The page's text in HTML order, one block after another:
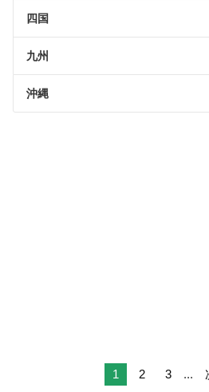
四国
九州
沖縄
1 2 3 ...